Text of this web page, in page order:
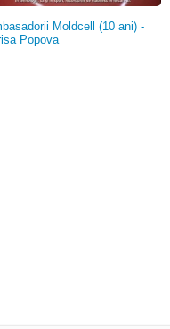
Moldcell (10 ani) -
Popova